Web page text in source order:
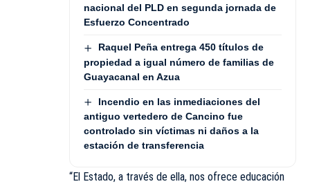
nacional del PLD en segunda jornada de
Esfuerzo Concentrado
Raquel Peña entrega 450 títulos de
propiedad a igual número de familias de
Guayacanal en Azua
Incendio en las inmediaciones del
antiguo vertedero de Cancino fue
controlado sin víctimas ni daños a la
estación de transferencia
“El Estado, a través de ella, nos ofrece educación